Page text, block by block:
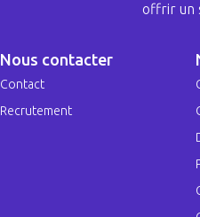
offrir un
Nous contacter
Contact
Recrutement